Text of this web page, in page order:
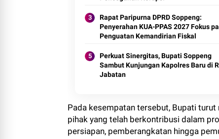
Rapat Paripurna DPRD Soppeng:
Penyerahan KUA-PPAS 2027 Fokus
Penguatan Kemandirian Fiskal
Perkuat Sinergitas, Bupati Soppeng
Sambut Kunjungan Kapolres Baru di
Jabatan
Pada kesempatan tersebut, Bupati
pihak yang telah berkontribusi dalam
persiapan, pemberangkatan hingga